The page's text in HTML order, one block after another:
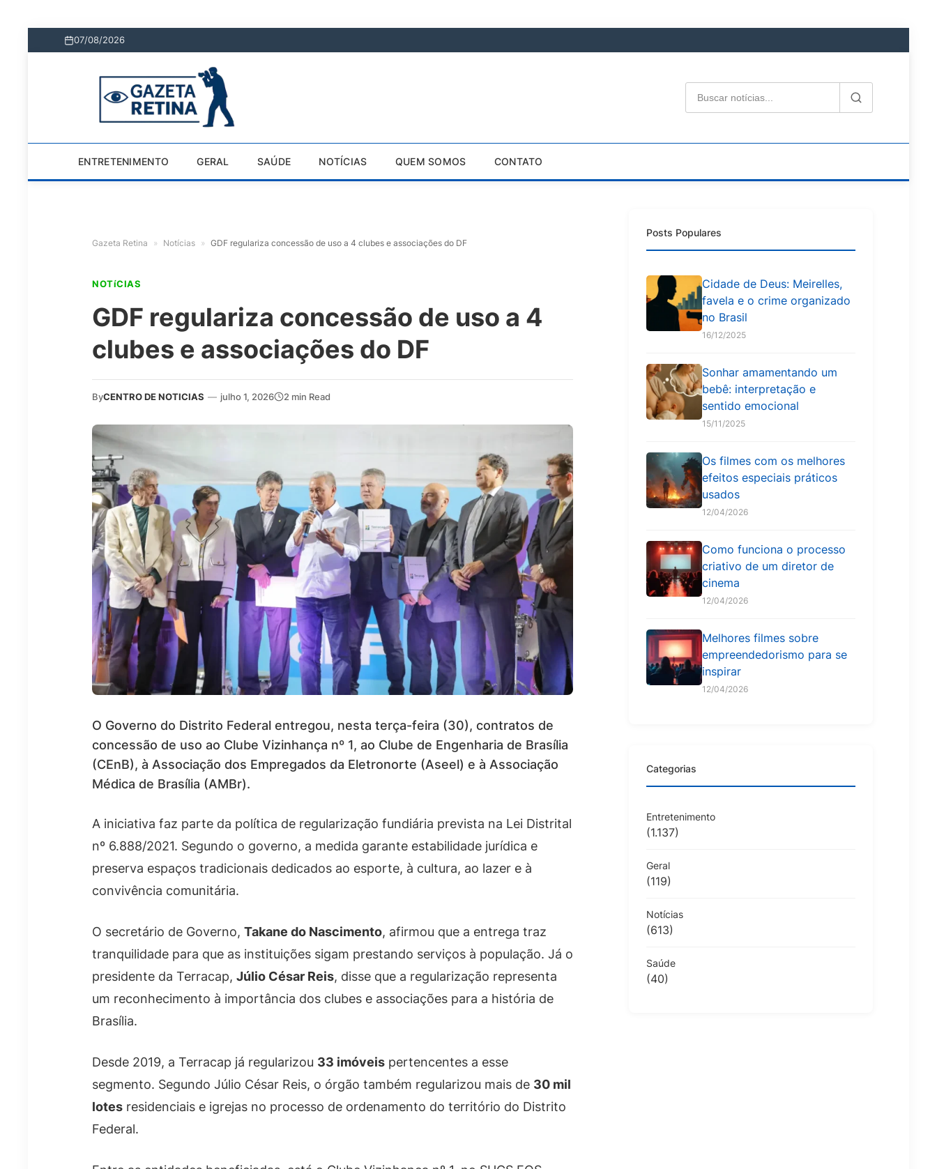
07/08/2026
ENTRETENIMENTO GERAL SAÚDE NOTÍCIAS QUEM SOMOS CONTATO
Gazeta Retina » Notícias » GDF regulariza concessão de uso a 4 clubes e associações do DF
NOTíCIAS
GDF regulariza concessão de uso a 4
clubes e associações do DF
ByCENTRO DE NOTICIAS — julho 1, 2026 2 min Read
O Governo do Distrito Federal entregou, nesta terça-feira (30), contratos de
concessão de uso ao Clube Vizinhança nº 1, ao Clube de Engenharia de Brasília
(CEnB), à Associação dos Empregados da Eletronorte (Aseel) e à Associação
Médica de Brasília (AMBr).
A iniciativa faz parte da política de regularização fundiária prevista na Lei Distrital
nº 6.888/2021. Segundo o governo, a medida garante estabilidade jurídica e
preserva espaços tradicionais dedicados ao esporte, à cultura, ao lazer e à
convivência comunitária.
O secretário de Governo, Takane do Nascimento, afirmou que a entrega traz
tranquilidade para que as instituições sigam prestando serviços à população. Já o
presidente da Terracap, Júlio César Reis, disse que a regularização representa
um reconhecimento à importância dos clubes e associações para a história de
Brasília.
Desde 2019, a Terracap já regularizou 33 imóveis pertencentes a esse
segmento. Segundo Júlio César Reis, o órgão também regularizou mais de 30 mil
lotes residenciais e igrejas no processo de ordenamento do território do Distrito
Federal.
Posts Populares
Cidade de Deus: Meirelles,
favela e o crime organizado
no Brasil
16/12/2025
Sonhar amamentando um
bebê: interpretação e
sentido emocional
15/11/2025
Os filmes com os melhores
efeitos especiais práticos
usados
12/04/2026
Como funciona o processo
criativo de um diretor de
cinema
12/04/2026
Melhores filmes sobre
empreendedorismo para se
inspirar
12/04/2026
Categorias
Entretenimento
(1.137)
Geral
(119)
Notícias
(613)
Saúde
(40)